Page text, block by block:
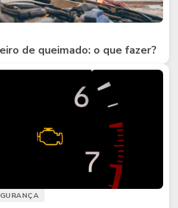
de queimado: o que fazer?